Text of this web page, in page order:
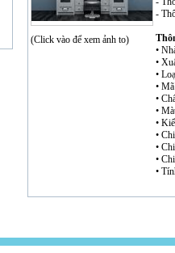
(Click vào để xem ảnh to)
-
•
•
•
•
•
•
•
•
•
•
•